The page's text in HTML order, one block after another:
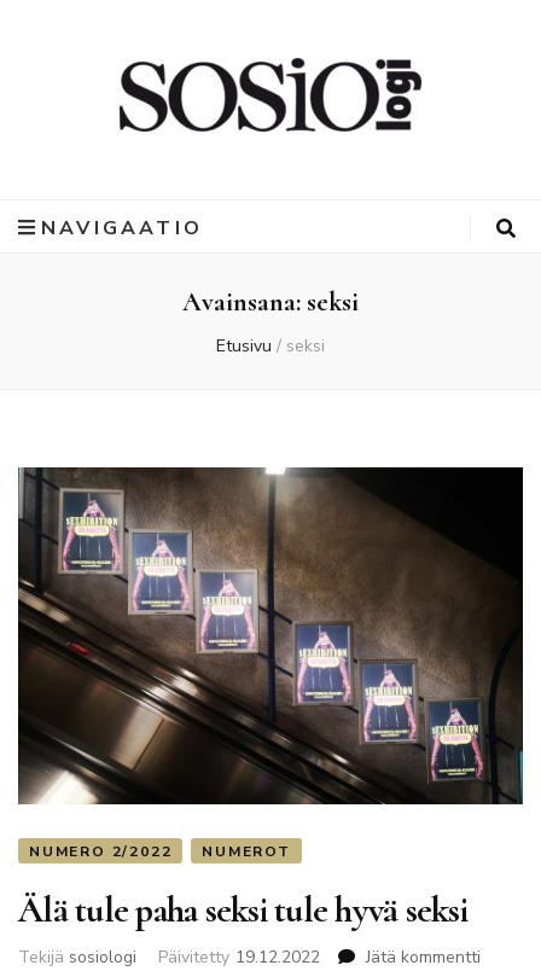
NAVIGAATIO
Avainsana: seksi
Etusivu / seksi
NUMERO 2/2022 NUMEROT
Älä tule paha seksi tule hyvä seksi
Tekijä sosiologi Päivitetty 19.12.2022 Jätä kommentti